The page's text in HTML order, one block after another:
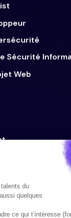
Sécurité
Web